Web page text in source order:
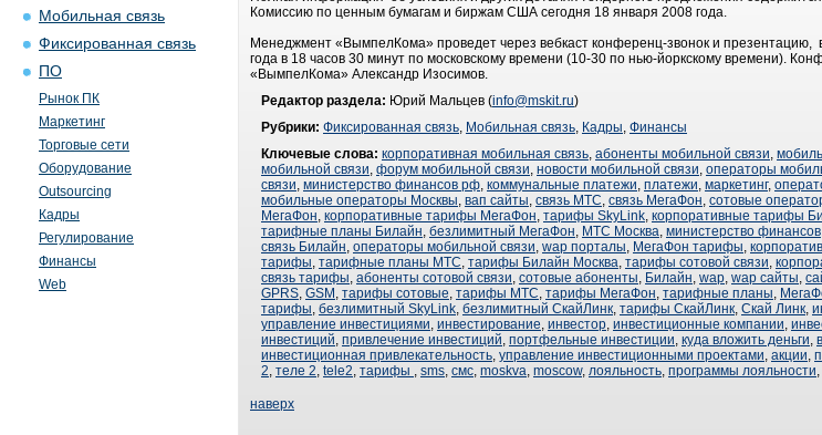
Мобильная связь
Фиксированная связь
ПО
Рынок ПК
Маркетинг
Торговые сети
Оборудование
Outsourcing
Кадры
Регулирование
Финансы
Web
Комиссию по ценным бумагам и биржам США сегодня 18 января 2008 года.
Менеджмент «ВымпелКома» проведет через вебкаст конференц-звонок и презентацию,
года в 18 часов 30 минут по московскому времени (10-30 по нью-йоркскому времени).
«ВымпелКома» Александр Изосимов.
Редактор раздела: Юрий Мальцев (info@mskit.ru)
Рубрики: Фиксированная связь, Мобильная связь, Кадры, Финансы
Ключевые слова: корпоративная мобильная связь, абоненты мобильной связи,
мобильной связи, форум мобильной связи, новости мобильной связи, операторы
связи, министерство финансов рф, коммунальные платежи, платежи, маркетинг,
мобильные операторы Москвы, вап сайты, связь МТС, связь МегаФон, сотовые
МегаФон, корпоративные тарифы МегаФон, тарифы SkyLink, корпоративные тарифы
тарифные планы Билайн, безлимитный МегаФон, МТС Москва, министерство финансов
связь Билайн, операторы мобильной связи, wap порталы, МегаФон тарифы,
тарифы, тарифные планы МТС, тарифы Билайн Москва, тарифы сотовой связи,
связь тарифы, абоненты сотовой связи, сотовые абоненты, Билайн, wap, wap сайты,
GPRS, GSM , тарифы сотовые, тарифы МТС, тарифы МегаФон, тарифные планы,
тарифы, безлимитный SkyLink, безлимитный СкайЛинк, тарифы СкайЛинк, Скай Линк,
управление инвестициями, инвестирование, инвестор, инвестиционные компании,
инвестиций, привлечение инвестиций, портфельные инвестиции, куда вложить деньги,
инвестиционная привлекательность, управление инвестиционными проектами, акции,
2, теле 2, tele2, тарифы , sms, смс, moskva, moscow, лояльность, программы лояльности,
наверх